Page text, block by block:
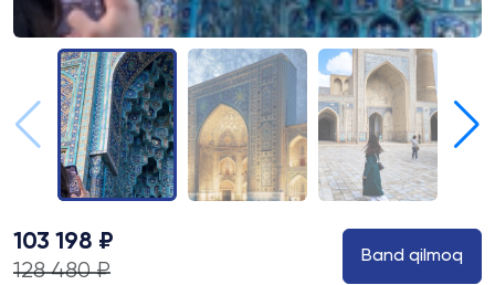
103 198 ₽
128 480 ₽
Band qilmoq